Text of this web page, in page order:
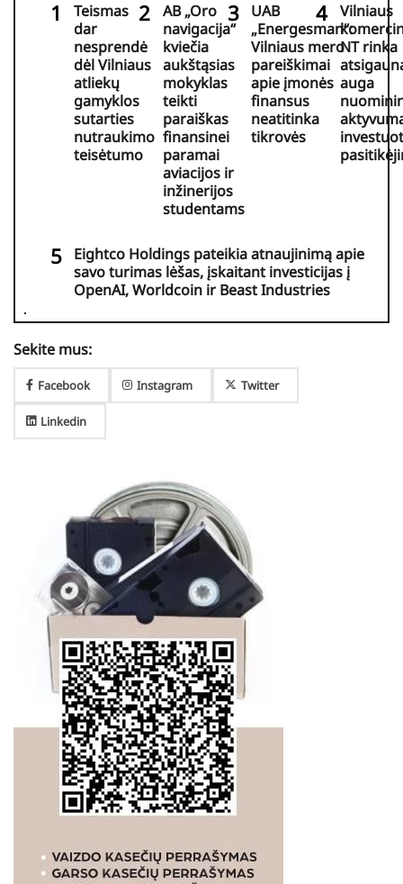
Teismas
dar
nesprendė
dėl Vilniaus
atliekų
gamyklos
sutarties
nutraukimo
teisėtumo
AB „Oro
navigacija“
kviečia
aukštąsias
mokyklas
teikti
paraiškas
finansinei
paramai
aviacijos ir
inžinerijos
studentams
UAB
„Energesman“:
Vilniaus mero
pareiškimai
apie įmonės
finansus
neatitinka
tikrovės
Vilniaus
NT rinka
auga
Eightco Holdings pateikia atnaujinimą apie
savo turimas lėšas, įskaitant investicijas į
OpenAI, Worldcoin ir Beast Industries
Sekite mus:
Facebook Instagram Twitter
Linkedin